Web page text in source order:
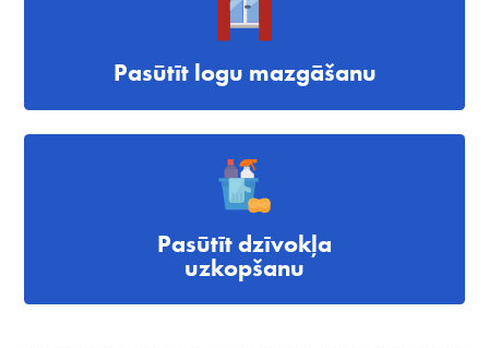
Pasūtīt logu mazgāšanu
Pasūtīt dzīvokļa
uzkopšanu